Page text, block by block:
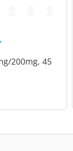
200mg, 45